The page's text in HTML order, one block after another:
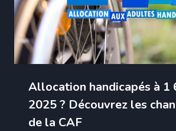
Allocation handicapés à 1
2025 ? Découvrez les
de la CAF